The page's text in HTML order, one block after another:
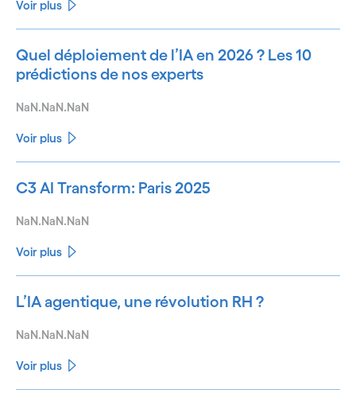
Voir plus
Quel déploiement de l’IA en 2026 ? Les 10
prédictions de nos experts
NaN.NaN.NaN
Voir plus
C3 AI Transform: Paris 2025
NaN.NaN.NaN
Voir plus
L’IA agentique, une révolution RH ?
NaN.NaN.NaN
Voir plus